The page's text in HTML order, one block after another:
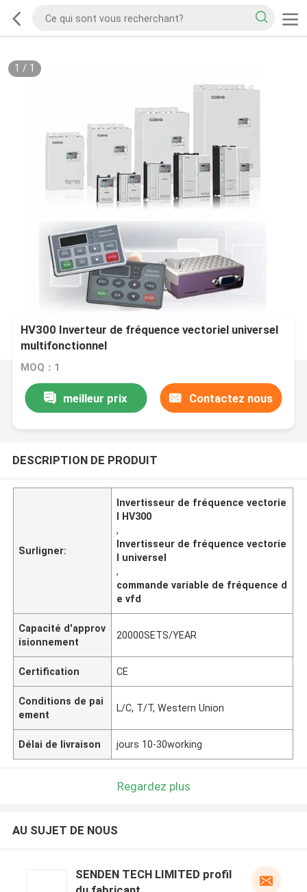
1 / 1
HV300 Inverteur de fréquence vectoriel universel
multifonctionnel
MOQ：1
meilleur prix Contactez nous
DESCRIPTION DE PRODUIT
Surligner:
Invertisseur de fréquence vectorie
l HV300
,
Invertisseur de fréquence vectorie
l universel
,
commande variable de fréquence d
e vfd
Capacité d'approv
isionnement
20000SETS/YEAR
Certification CE
Conditions de pai
ement
L/C, T/T, Western Union
Délai de livraison jours 10-30working
Regardez plus
AU SUJET DE NOUS
SENDEN TECH LIMITED profil